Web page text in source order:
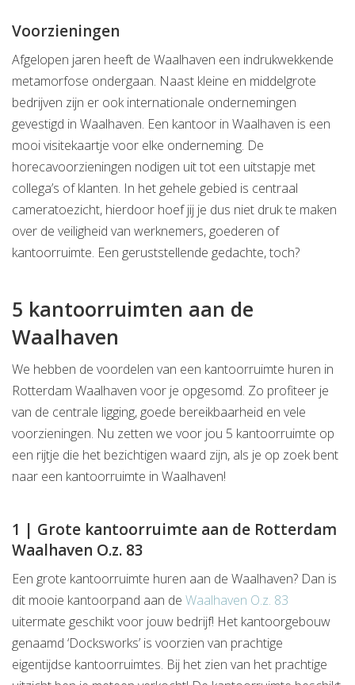
Voorzieningen
Afgelopen jaren heeft de Waalhaven een indrukwekkende
metamorfose ondergaan. Naast kleine en middelgrote
bedrijven zijn er ook internationale ondernemingen
gevestigd in Waalhaven. Een kantoor in Waalhaven is een
mooi visitekaartje voor elke onderneming. De
horecavoorzieningen nodigen uit tot een uitstapje met
collega’s of klanten. In het gehele gebied is centraal
cameratoezicht, hierdoor hoef jij je dus niet druk te maken
over de veiligheid van werknemers, goederen of
kantoorruimte. Een geruststellende gedachte, toch?
5 kantoorruimten aan de
Waalhaven
We hebben de voordelen van een kantoorruimte huren in
Rotterdam Waalhaven voor je opgesomd. Zo profiteer je
van de centrale ligging, goede bereikbaarheid en vele
voorzieningen. Nu zetten we voor jou 5 kantoorruimte op
een rijtje die het bezichtigen waard zijn, als je op zoek bent
naar een kantoorruimte in Waalhaven!
1 | Grote kantoorruimte aan de Rotterdam
Waalhaven O.z. 83
Een grote kantoorruimte huren aan de Waalhaven? Dan is
dit mooie kantoorpand aan de Waalhaven O.z. 83
uitermate geschikt voor jouw bedrijf! Het kantoorgebouw
genaamd ‘Docksworks’ is voorzien van prachtige
eigentijdse kantoorruimtes. Bij het zien van het prachtige